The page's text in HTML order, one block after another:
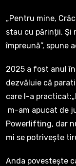
„Pentru mine,
stau cu părinții. Și
împreună”, spune
2025 a fost anul
dezvăluie că
care l-a
m-am apucat de
Powerlifting, dar
mi se potrivește
Anda povestește